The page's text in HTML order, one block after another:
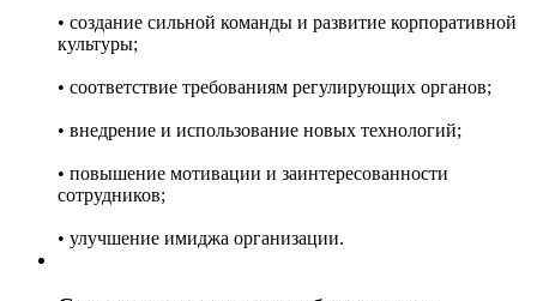
• создание сильной команды и развитие корпоративной
культуры;
• соответствие требованиям регулирующих органов;
• внедрение и использование новых технологий;
• повышение мотивации и заинтересованности
сотрудников;
• улучшение имиджа организации.